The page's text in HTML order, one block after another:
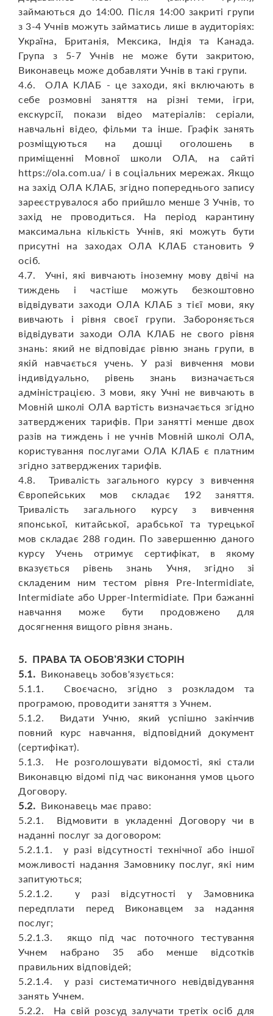
займаються до 14:00. Після 14:00 закриті групи
з 3-4 Учнів можуть займатись лише в аудиторіях:
Україна, Британія, Мексика, Індія та Канада.
Група з 5-7 Учнів не може бути закритою,
Виконавець може добавляти Учнів в такі групи.
4.6. ОЛА КЛАБ - це заходи, які включають в
себе розмовні заняття на різні теми, ігри,
екскурсії, покази відео матеріалів: серіали,
навчальні відео, фільми та інше. Графік занять
розміщуються на дошці оголошень в
приміщенні Мовної школи ОЛА, на сайті
https://ola.com.ua/ і в соціальних мережах. Якщо
на захід ОЛА КЛАБ, згідно попереднього запису
зареєструвалося або прийшло менше 3 Учнів, то
захід не проводиться. На період карантину
максимальна кількість Учнів, які можуть бути
присутні на заходах ОЛА КЛАБ становить 9
осіб.
4.7. Учні, які вивчають іноземну мову двічі на
тиждень і частіше можуть безкоштовно
відвідувати заходи ОЛА КЛАБ з тієї мови, яку
вивчають і рівня своєї групи. Забороняється
відвідувати заходи ОЛА КЛАБ не свого рівня
знань: який не відповідає рівню знань групи, в
якій навчається учень. У разі вивчення мови
індивідуально, рівень знань визначається
адміністрацією. З мови, яку Учні не вивчають в
Мовній школі ОЛА вартість визначається згідно
затверджених тарифів. При занятті менше двох
разів на тиждень і не учнів Мовній школі ОЛА,
користування послугами ОЛА КЛАБ є платним
згідно затверджених тарифів.
4.8. Тривалість загального курсу з вивчення
Європейських мов складає 192 заняття.
Тривалість загального курсу з вивчення
японської, китайської, арабської та турецької
мов складає 288 годин. По завершенню даного
курсу Учень отримує сертифікат, в якому
вказується рівень знань Учня, згідно зі
складеним ним тестом рівня Pre-Іntermidiate,
Intermidiate або Upper-Іntermidiate. При бажанні
навчання може бути продовжено для
досягнення вищого рівня знань.
5. ПРАВА ТА ОБОВ’ЯЗКИ СТОРІН
5.1. Виконавець зобов'язується:
5.1.1. Своєчасно, згідно з розкладом та
програмою, проводити заняття з Учнем.
5.1.2. Видати Учню, який успішно закінчив
повний курс навчання, відповідний документ
(сертифікат).
5.1.3. Не розголошувати відомості, які стали
Виконавцю відомі під час виконання умов цього
Договору.
5.2. Виконавець має право:
5.2.1. Відмовити в укладенні Договору чи в
наданні послуг за договором:
5.2.1.1. у разі відсутності технічної або іншої
можливості надання Замовнику послуг, які ним
запитуються;
5.2.1.2. у разі відсутності у Замовника
передплати перед Виконавцем за надання
послуг;
5.2.1.3. якщо під час поточного тестування
Учнем набрано 35 або менше відсотків
правильних відповідей;
5.2.1.4. у разі систематичного невідвідування
занять Учнем.
5.2.2. На свій розсуд залучати третіх осіб для